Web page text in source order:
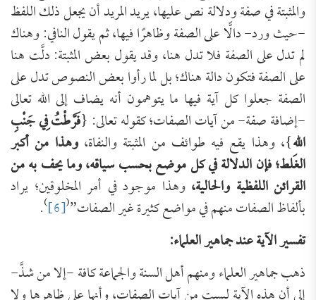
والمثبتة في صفة ودلالة نص عليها، يريد المريد أن يجعل ذلك اللفظ
-حيث ورد- دالًّا على الصفة وظاهرًا فيها، ثم يقول النافي: وهناك
لم تدل على الصفة فلا تدل هنا، وقد يقول بعض المثبتة: دلَّت هنا
على الصفة فتكون دالة هناك؛ بل لما رأوا بعض النصوص تدل على
الصفة جعلوا كل آية فيها ما يتوهمون أنه يضاف إلى الله تعالى
-إضافة صفة- من آيات الصفات؛ كقوله تعالى: {فَرَّطْتُ فِي جَنْبِ
اللهِ}، وهذا يقع فيه طوائف من المثبتة والنفاة،وهذا من أكبر
الغلط؛ فإن الدلالة في كل موضع بحسب سياقه، وما يحف به من
القرائن اللفظية والحالية،وهذا موجود في أمر المخلوقين؛ يراد
بألفاظ الصفات منهم في مواضع كثيرة غير الصفات”(
[6]
)
.
تفسير الآية عند جماهير العلماء:
ذهب جماهير العلماء ومنهم أهل السنة والجماعة كافة -إلا من شذَّ-